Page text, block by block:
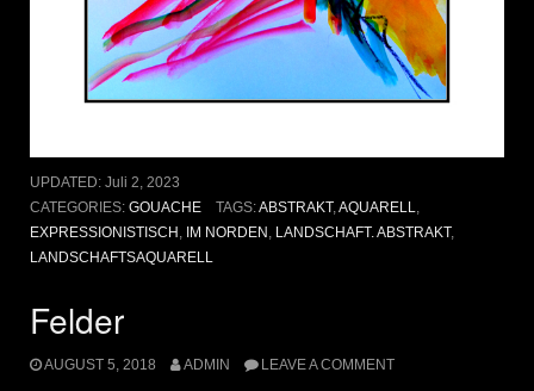
UPDATED: Juli 2, 2023
CATEGORIES: GOUACHE TAGS:ABSTRAKT,AQUARELL,
EXPRESSIONISTISCH , IM NORDEN , LANDSCHAFT. ABSTRAKT,
LANDSCHAFTSAQUARELL
Felder
AUGUST 5, 2018 ADMIN LEAVE A COMMENT